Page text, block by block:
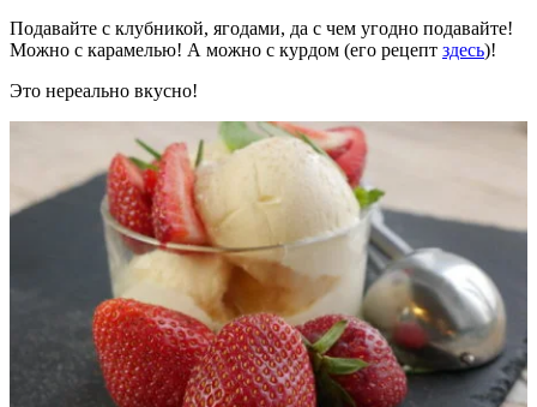
Подавайте с клубникой, ягодами, да с чем угодно подавайте!
Можно с карамелью! А можно с курдом (его рецепт здесь)!
Это нереально вкусно!